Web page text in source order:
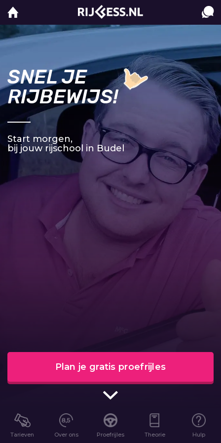
SNEL JE
RIJBEWIJS!
Start morgen,
bij jouw rijschool in Budel
Plan je gratis proefrijles
Tarieven Over ons Proefrijles Theorie Hulp